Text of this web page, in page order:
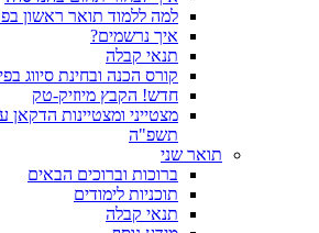
למה ללמוד תואר ראשון
איך נרשמים?
תנאי קבלה
קורס הכנה ובחינת סיווג
חדש! הקבץ מיוזיק-טק
מצטייני ומצטיינות
תשפ"ה
תואר שני
ברוכות וברוכים הבאים
תוכניות לימודים
תנאי קבלה